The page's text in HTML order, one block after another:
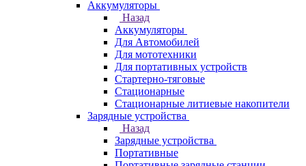
Аккумуляторы
Назад
Аккумуляторы
Для Автомобилей
Для мототехники
Для портативных устройств
Стартерно-тяговые
Стационарные
Стационарные литиевые накопители
Зарядные устройства
Назад
Зарядные устройства
Портативные